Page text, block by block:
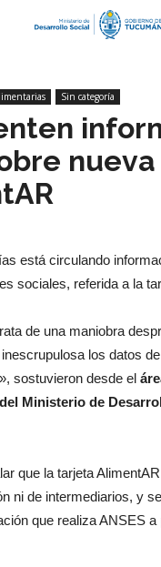
Sin categoría
está circulando
sociales, referida a la
de una maniobra
los datos
sostuvieron desde el
Ministerio de
que la tarjeta
ni de intermediarios, y
que realiza ANSES a